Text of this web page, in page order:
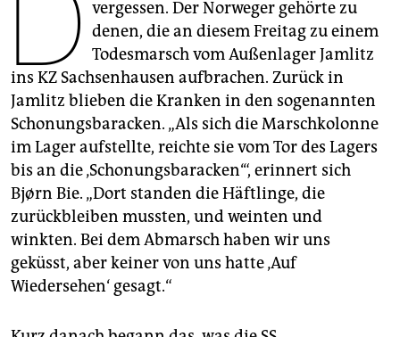
epaper login
vergessen. Der Norweger gehörte zu
denen, die an diesem Freitag zu einem
Todesmarsch vom Außenlager Jamlitz
ins KZ Sachsenhausen aufbrachen. Zurück in
Jamlitz blieben die Kranken in den sogenannten
Schonungsbaracken. „Als sich die Marschkolonne
im Lager aufstellte, reichte sie vom Tor des Lagers
bis an die ‚Schonungsbaracken‘“, erinnert sich
Bjørn Bie. „Dort standen die Häftlinge, die
zurückbleiben mussten, und weinten und
winkten. Bei dem Abmarsch haben wir uns
geküsst, aber keiner von uns hatte ‚Auf
Wiedersehen‘ gesagt.“